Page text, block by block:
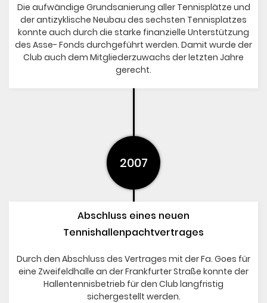
Die aufwändige Grundsanierung aller Tennisplätze und
der antizyklische Neubau des sechsten Tennisplatzes
konnte auch durch die starke finanzielle Unterstützung
des Asse- Fonds durchgeführt werden. Damit wurde der
Club auch dem Mitgliederzuwachs der letzten Jahre
gerecht.
2007
Abschluss eines neuen
Tennishallenpachtvertrages
Durch den Abschluss des Vertrages mit der Fa. Goes für
eine Zweifeldhalle an der Frankfurter Straße konnte der
Hallentennisbetrieb für den Club langfristig
sichergestellt werden.